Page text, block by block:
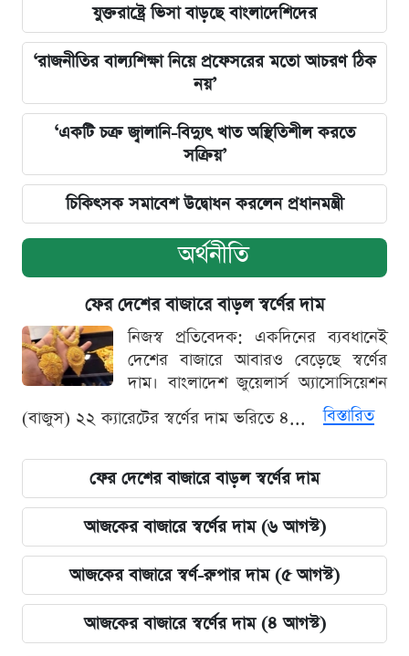
যুক্তরাষ্ট্রে ভিসা বাড়ছে বাংলাদেশিদের
‘রাজনীতির বাল্যশিক্ষা নিয়ে প্রফেসরের মতো আচরণ ঠিক
নয়’
‘একটি চক্র জ্বালানি-বিদ্যুৎ খাত অস্থিতিশীল করতে
সক্রিয়’
চিকিৎসক সমাবেশ উদ্বোধন করলেন প্রধানমন্ত্রী
অর্থনীতি
ফের দেশের বাজারে বাড়ল স্বর্ণের দাম
নিজস্ব প্রতিবেদক: একদিনের ব্যবধানেই
দেশের বাজারে আবারও বেড়েছে স্বর্ণের
দাম। বাংলাদেশ জুয়েলার্স অ্যাসোসিয়েশন
(বাজুস) ২২ ক্যারেটের স্বর্ণের দাম ভরিতে ৪...
বিস্তারিত
ফের দেশের বাজারে বাড়ল স্বর্ণের দাম
আজকের বাজারে স্বর্ণের দাম (৬ আগস্ট)
আজকের বাজারে স্বর্ণ-রুপার দাম (৫ আগস্ট)
আজকের বাজারে স্বর্ণের দাম (৪ আগস্ট)